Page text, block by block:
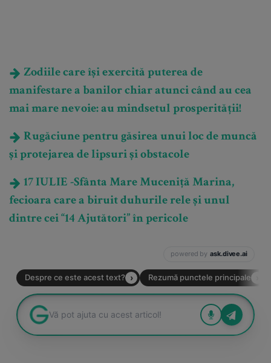
Zodiile care își exercită puterea de
manifestare a banilor chiar atunci când au cea
mai mare nevoie: au mindsetul prosperității!
Rugăciune pentru găsirea unui loc de muncă
și protejarea de lipsuri și obstacole
17 IULIE -Sfânta Mare Muceniță Marina,
fecioara care a biruit duhurile rele și unul
dintre cei “14 Ajutători” în pericole